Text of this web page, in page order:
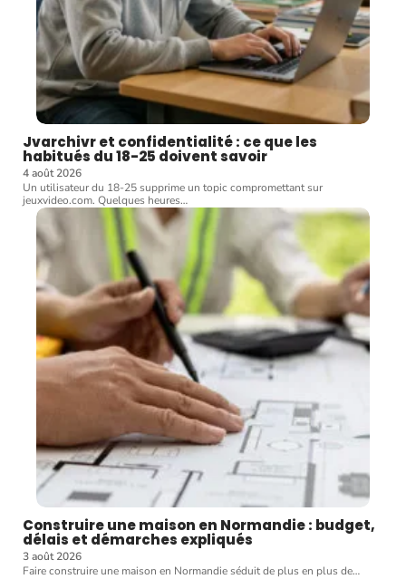
Jvarchivr et confidentialité : ce que les
habitués du 18-25 doivent savoir
4 août 2026
Un utilisateur du 18-25 supprime un topic compromettant sur
jeuxvideo.com. Quelques heures…
Construire une maison en Normandie : budget,
délais et démarches expliqués
3 août 2026
Faire construire une maison en Normandie séduit de plus en plus de…